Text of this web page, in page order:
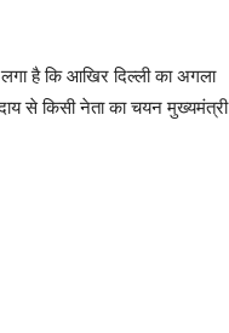
है कि आखिर दिल्ली का अगला
से किसी नेता का चयन मुख्यमंत्री